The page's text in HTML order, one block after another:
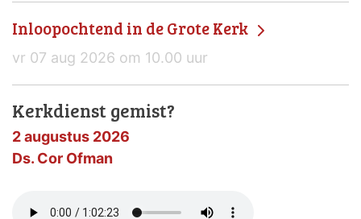
Inloopochtend in de Grote Kerk
vr 07 aug 2026 om 10.00 uur
Kerkdienst gemist?
2 augustus 2026
Ds. Cor Ofman